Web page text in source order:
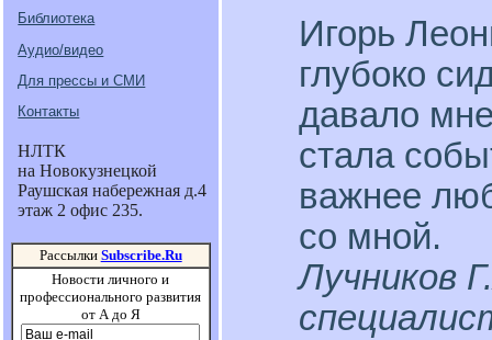
Библиотека
Аудио/видео
Для прессы и СМИ
Контакты
НЛТК
на Новокузнецкой
Раушская набережная д.4
этаж 2 офис 235.
Рассылки Subscribe.Ru
Новости личного и
профессионального развития
от А до Я
Игорь
глубоко
давало
стала
важнее
со мной.
Лучников